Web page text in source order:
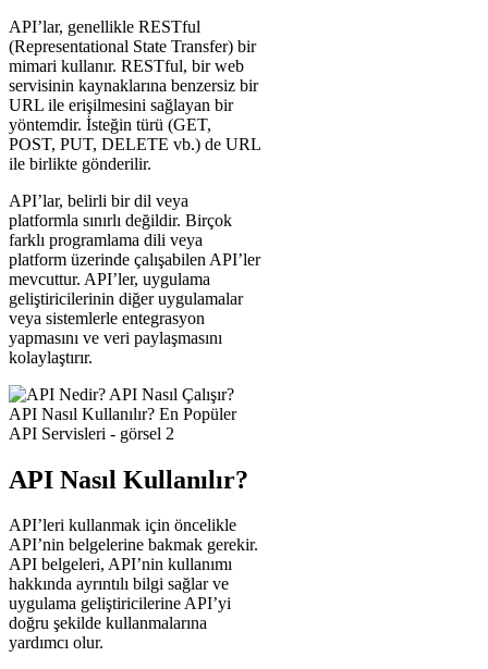
API’lar, genellikle RESTful
(Representational State Transfer) bir
mimari kullanır. RESTful, bir web
servisinin kaynaklarına benzersiz bir
URL ile erişilmesini sağlayan bir
yöntemdir. İsteğin türü (GET,
POST, PUT, DELETE vb.) de URL
ile birlikte gönderilir.
API’lar, belirli bir dil veya
platformla sınırlı değildir. Birçok
farklı programlama dili veya
platform üzerinde çalışabilen API’ler
mevcuttur. API’ler, uygulama
geliştiricilerinin diğer uygulamalar
veya sistemlerle entegrasyon
yapmasını ve veri paylaşmasını
kolaylaştırır.
API Nasıl Kullanılır?
API’leri kullanmak için öncelikle
API’nin belgelerine bakmak gerekir.
API belgeleri, API’nin kullanımı
hakkında ayrıntılı bilgi sağlar ve
uygulama geliştiricilerine API’yi
doğru şekilde kullanmalarına
yardımcı olur.